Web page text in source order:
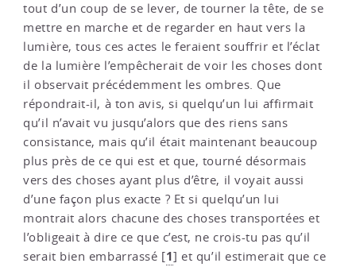
tout d’un coup de se lever, de tourner la tête, de se
mettre en marche et de regarder en haut vers la
lumière, tous ces actes le feraient souffrir et l’éclat
de la lumière l’empêcherait de voir les choses dont
il observait précédemment les ombres. Que
répondrait-il, à ton avis, si quelqu’un lui affirmait
qu’il n’avait vu jusqu’alors que des riens sans
consistance, mais qu’il était maintenant beaucoup
plus près de ce qui est et que, tourné désormais
vers des choses ayant plus d’être, il voyait aussi
d’une façon plus exacte ? Et si quelqu’un lui
montrait alors chacune des choses transportées et
l’obligeait à dire ce que c’est, ne crois-tu pas qu’il
serait bien embarrassé [1] et qu’il estimerait que ce